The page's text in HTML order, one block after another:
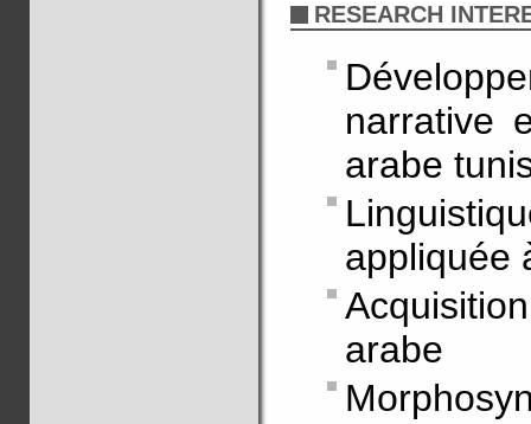
RESEARCH
narrative
arabe
appliquée
arabe